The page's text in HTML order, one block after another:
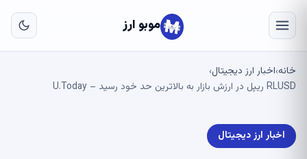
موبو ارز
خانه›اخبار ارز دیجیتال›
RLUSD ریپل در ارزش بازار به بالاترین حد خود رسید – U.Today
اخبار ارز دیجیتال